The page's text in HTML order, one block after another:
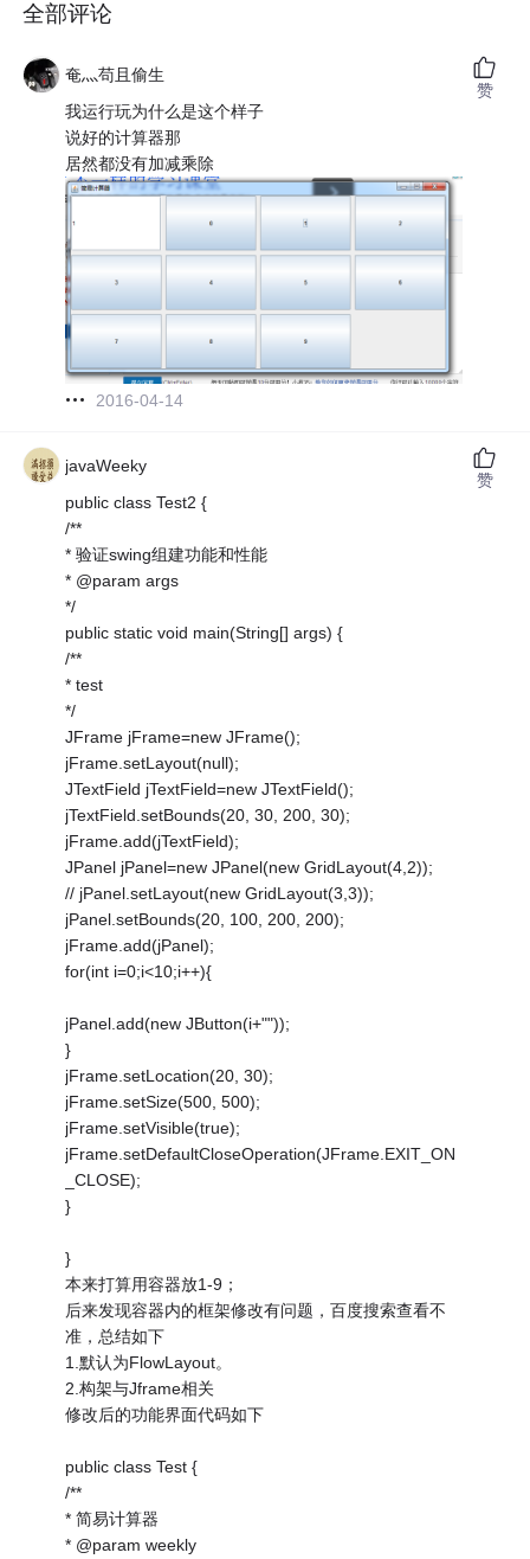
全部评论
奄灬苟且偷生
我运行玩为什么是这个样子
说好的计算器那
居然都没有加减乘除
2016-04-14
赞
javaWeeky
public class Test2 {
/**
* 验证swing组建功能和性能
* @param args
*/
public static void main(String[] args) {
/**
* test
*/
JFrame jFrame=new JFrame();
jFrame.setLayout(null);
JTextField jTextField=new JTextField();
jTextField.setBounds(20, 30, 200, 30);
jFrame.add(jTextField);
JPanel jPanel=new JPanel(new GridLayout(4,2));
// jPanel.setLayout(new GridLayout(3,3));
jPanel.setBounds(20, 100, 200, 200);
jFrame.add(jPanel);
for(int i=0;i<10;i++){
jPanel.add(new JButton(i+""));
}
jFrame.setLocation(20, 30);
jFrame.setSize(500, 500);
jFrame.setVisible(true);
jFrame.setDefaultCloseOperation(JFrame.EXIT_ON
_CLOSE);
}
}
本来打算用容器放1-9；
后来发现容器内的框架修改有问题，百度搜索查看不
准，总结如下
1.默认为FlowLayout。
2.构架与Jframe相关
修改后的功能界面代码如下
public class Test {
/**
* 简易计算器
* @param weekly
赞